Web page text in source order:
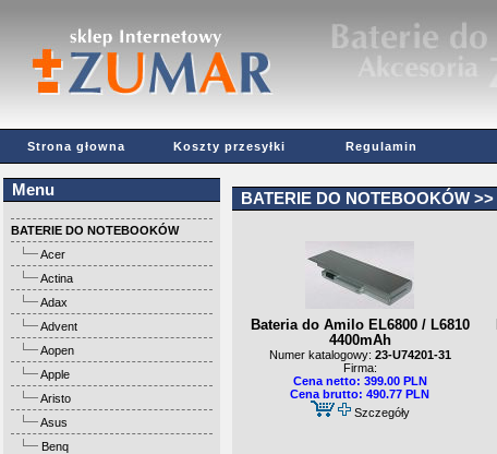
Strona głowna Koszty przesyłki Regulamin
Menu
BATERIE DO NOTEBOOKÓW
Acer
Actina
Adax
Advent
Aopen
Apple
Aristo
Asus
Benq
BATERIE DO NOTEBOOKÓW >>
Bateria do Amilo EL6800 / L6810
4400mAh
Numer katalogowy: 23-U74201-31
Firma:
Cena netto: 399.00 PLN
Cena brutto: 490.77 PLN
Szczegóły